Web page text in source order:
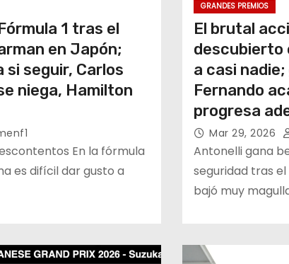
1 tras el
en Japón;
seguir, Carlos
niega, Hamilton
En la fórmula
es difícil dar gusto a
GRANDES PREMIOS
El brutal
descubierto
a casi
Fernando
progresa
Mar 29, 2026
Antonelli gana
seguridad tras
bajó muy